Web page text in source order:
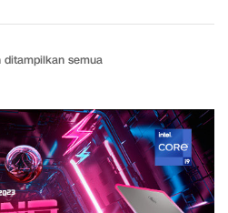
ditampilkan semua